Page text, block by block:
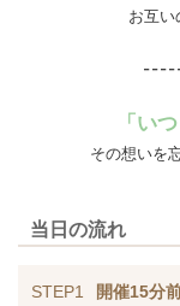
お互い
「い
その想いを
当日の流れ
STEP1 開催15分